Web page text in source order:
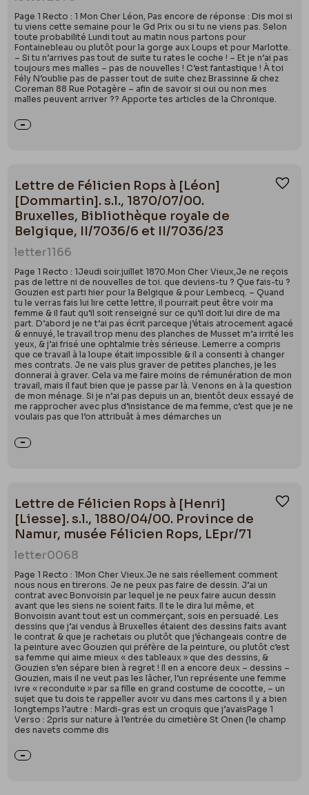
Page 1 Recto : 1 Mon Cher Léon, Pas encore de réponse : Dis moi si
tu viens cette semaine pour le Gd Prix ou si tu ne viens pas. Selon
toute probabilité Lundi tout au matin nous partons pour
Fontainebleau ou plutôt pour la gorge aux Loups et pour Marlotte.
– Si tu n’arrives pas tout de suite tu rates le coche ! – Et je n’ai pas
toujours mes malles – pas de nouvelles ! C’est fantastique ! À toi
Fély N’oublie pas de passer tout de suite chez Brassinne & chez
Coreman 88 Rue Potagère – afin de savoir si oui ou non mes
malles peuvent arriver ?? Apporte tes articles de la Chronique.
Lettre de Félicien Rops à [Léon]
[Dommartin]. s.l., 1870/07/00.
Bruxelles, Bibliothèque royale de
Belgique, II/7036/6 et II/7036/23
letter1166
Page 1 Recto : 1Jeudi soir.juillet 1870.Mon Cher Vieux,Je ne reçois
pas de lettre ni de nouvelles de toi. que deviens-tu ? Que fais-tu ?
Gouzien est parti hier pour la Belgique & pour Lembecq. – Quand
tu le verras fais lui lire cette lettre, il pourrait peut être voir ma
femme & il faut qu’il soit renseigné sur ce qu’il doit lui dire de ma
part. D’abord je ne t’ai pas écrit parceque j’étais atrocement agacé
& ennuyé, le travail trop menu des planches de Musset m’a irrité les
yeux, & j’ai frisé une ophtalmie très sérieuse. Lemerre a compris
que ce travail à la loupe était impossible & il a consenti à changer
mes contrats. Je ne vais plus graver de petites planches, je les
donnerai à graver. Cela va me faire moins de rémunération de mon
travail, mais il faut bien que je passe par là. Venons en à la question
de mon ménage. Si je n’ai pas depuis un an, bientôt deux essayé de
me rapprocher avec plus d’insistance de ma femme, c’est que je ne
voulais pas que l’on attribuât à mes démarches un
Lettre de Félicien Rops à [Henri]
[Liesse]. s.l., 1880/04/00. Province de
Namur, musée Félicien Rops, LEpr/71
letter0068
Page 1 Recto : 1Mon Cher Vieux.Je ne sais réellement comment
nous nous en tirerons. Je ne peux pas faire de dessin. J’ai un
contrat avec Bonvoisin par lequel je ne peux faire aucun dessin
avant que les siens ne soient faits. Il te le dira lui même, et
Bonvoisin avant tout est un commerçant, sois en persuadé. Les
dessins que j’ai vendus à Bruxelles étaient des dessins faits avant
le contrat & que je rachetais ou plutôt que j’échangeais contre de
la peinture avec Gouzien qui préfère de la peinture, ou plutôt c’est
sa femme qui aime mieux « des tableaux » que des dessins, &
Gouzien s’en sépare bien à regret ! Il en a encore deux – dessins –
Gouzien, mais il ne veut pas les lâcher, l’un représente une femme
ivre « reconduite » par sa fille en grand costume de cocotte, – un
sujet que tu dois te rappeller avoir vu dans mes cartons il y a bien
longtemps l’autre : Mardi-gras est un croquis que j’avaisPage 1
Verso : 2pris sur nature à l’entrée du cimetière St Onen (le champ
des navets comme dis